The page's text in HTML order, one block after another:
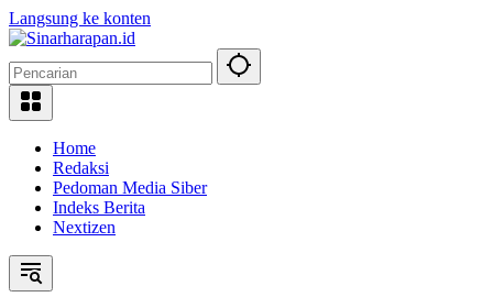
Langsung ke konten
Home
Redaksi
Pedoman Media Siber
Indeks Berita
Nextizen